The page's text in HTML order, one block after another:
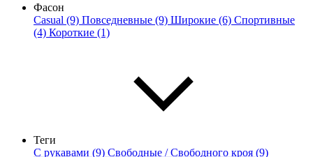
Фасон
Casual (9) Повседневные (9) Широкие (6) Спортивные
(4) Короткие (1)
Теги
С рукавами (9) Свободные / Свободного кроя (9)